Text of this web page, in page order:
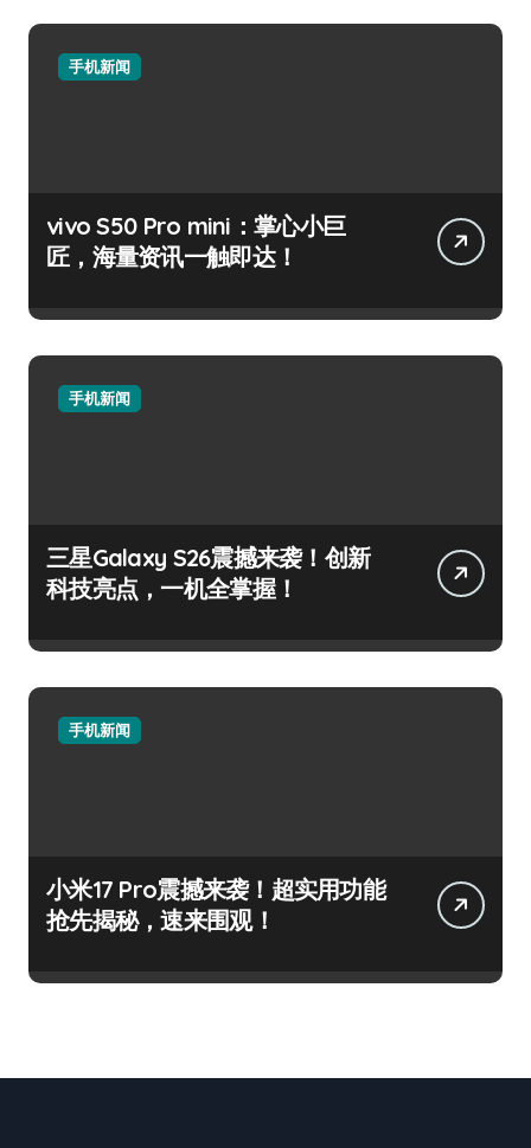
手机新闻
vivo S50 Pro mini：掌心小巨
匠，海量资讯一触即达！
手机新闻
三星Galaxy S26震撼来袭！创新
科技亮点，一机全掌握！
手机新闻
小米17 Pro震撼来袭！超实用功能
抢先揭秘，速来围观！